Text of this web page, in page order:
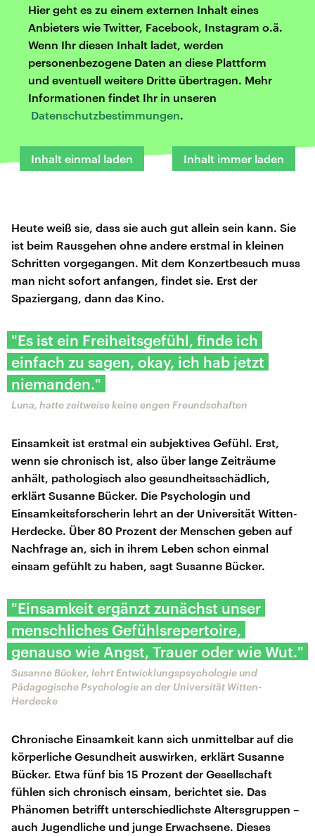
Hier geht es zu einem externen Inhalt eines
Anbieters wie Twitter, Facebook, Instagram o.ä.
Wenn Ihr diesen Inhalt ladet, werden
personenbezogene Daten an diese Plattform
und eventuell weitere Dritte übertragen. Mehr
Informationen findet Ihr in unseren
Datenschutzbestimmungen.
Inhalt einmal laden Inhalt immer laden
Heute weiß sie, dass sie auch gut allein sein kann. Sie
ist beim Rausgehen ohne andere erstmal in kleinen
Schritten vorgegangen. Mit dem Konzertbesuch muss
man nicht sofort anfangen, findet sie. Erst der
Spaziergang, dann das Kino.
"Es ist ein Freiheitsgefühl, finde ich
einfach zu sagen, okay, ich hab jetzt
niemanden."
Luna, hatte zeitweise keine engen Freundschaften
Einsamkeit ist erstmal ein subjektives Gefühl. Erst,
wenn sie chronisch ist, also über lange Zeiträume
anhält, pathologisch also gesundheitsschädlich,
erklärt Susanne Bücker. Die Psychologin und
Einsamkeitsforscherin lehrt an der Universität Witten-
Herdecke. Über 80 Prozent der Menschen geben auf
Nachfrage an, sich in ihrem Leben schon einmal
einsam gefühlt zu haben, sagt Susanne Bücker.
"Einsamkeit ergänzt zunächst unser
menschliches Gefühlsrepertoire,
genauso wie Angst, Trauer oder wie Wut."
Susanne Bücker, lehrt Entwicklungspsychologie und
Pädagogische Psychologie an der Universität Witten-
Herdecke
Chronische Einsamkeit kann sich unmittelbar auf die
körperliche Gesundheit auswirken, erklärt Susanne
Bücker. Etwa fünf bis 15 Prozent der Gesellschaft
fühlen sich chronisch einsam, berichtet sie. Das
Phänomen betrifft unterschiedlichste Altersgruppen –
auch Jugendliche und junge Erwachsene. Dieses